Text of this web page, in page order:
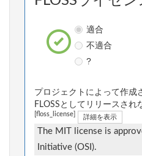
適合
不適合
?
プロジェクトによって作成
FLOSSとしてリリースされ
[floss_license] 詳細を表示
The MIT license is
Initiative (OSI).